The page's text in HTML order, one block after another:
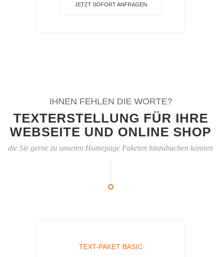
JETZT SOFORT ANFRAGEN
IHNEN FEHLEN DIE WORTE?
TEXTERSTELLUNG FÜR IHRE
WEBSEITE UND ONLINE SHOP
die Sie gerne zu unseren Homepage Paketen hinzubuchen können
TEXT-PAKET BASIC